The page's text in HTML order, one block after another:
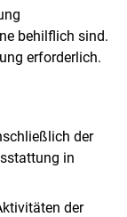
behilflich sind.
erforderlich.
der
in
der